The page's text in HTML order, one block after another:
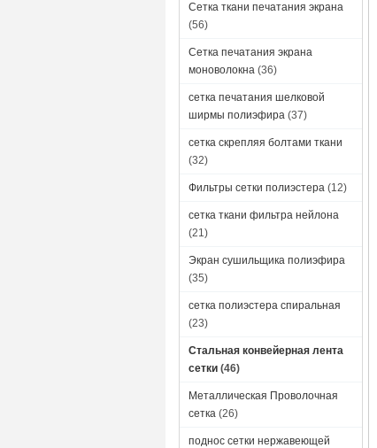
Сетка ткани печатания экрана
(56)
Сетка печатания экрана
моноволокна (36)
сетка печатания шелковой
ширмы полиэфира (37)
сетка скрепляя болтами ткани
(32)
Фильтры сетки полиэстера (12)
сетка ткани фильтра нейлона
(21)
Экран сушильщика полиэфира
(35)
сетка полиэстера спиральная
(23)
Стальная конвейерная лента
сетки (46)
Металлическая Проволочная
сетка (26)
поднос сетки нержавеющей